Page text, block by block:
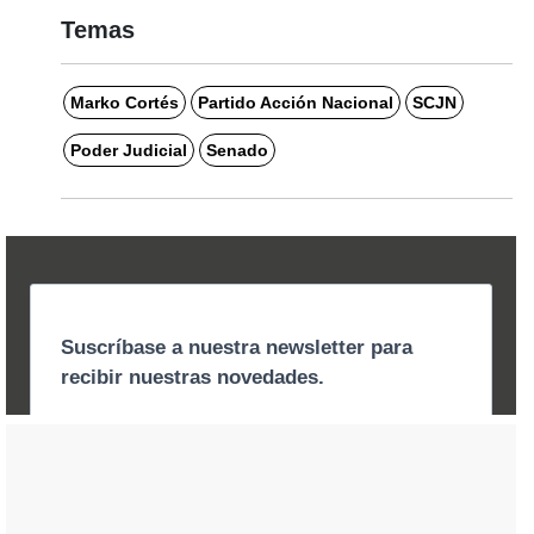
Temas
Marko Cortés Partido Acción Nacional SCJN
Poder Judicial Senado